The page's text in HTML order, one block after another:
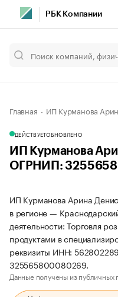
РБК Компании
Главная ИП Курманова
ДЕЙСТВУЕТОБНОВЛЕНО
ИП Курманова
ОГРНИП:
ИП Курманова Арина
в регионе —
деятельности: Торговля
продуктами в
реквизиты ИНН:
325565800080269.
Данные получены из публичных